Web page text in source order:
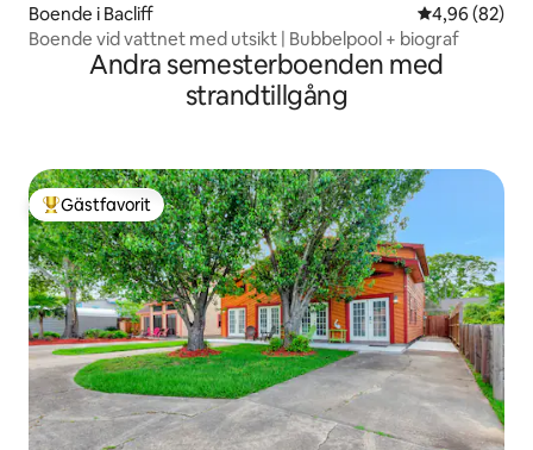
Boende i Bacliff 4,96 av 5 i
4,96 (82)
Boende vid vattnet med utsikt | Bubbelpool + biograf
Andra semesterboenden med
strandtillgång
Populär gästfavorit
Gästfavorit